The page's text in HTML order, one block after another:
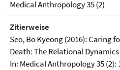
Medical Anthropology 35 (2)
Zitierweise
Seo, Bo Kyeong (2016): Caring
Death: The Relational
In: Medical Anthropology 35 (2):